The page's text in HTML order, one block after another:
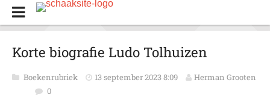
Korte biografie Ludo Tolhuizen
Boekenrubriek 13 september 2023 8:09
Herman Grooten
0